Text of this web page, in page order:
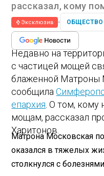
рассказал, кому
Эксклюзив ОБЩЕСТВО
Недавно на
с частицей мощей
блаженной Матроны
сообщила
епархия . О том, кому
мощам, рассказал
Харитонов.
Матрона Московская
оказался в тяжелых
столкнулся с